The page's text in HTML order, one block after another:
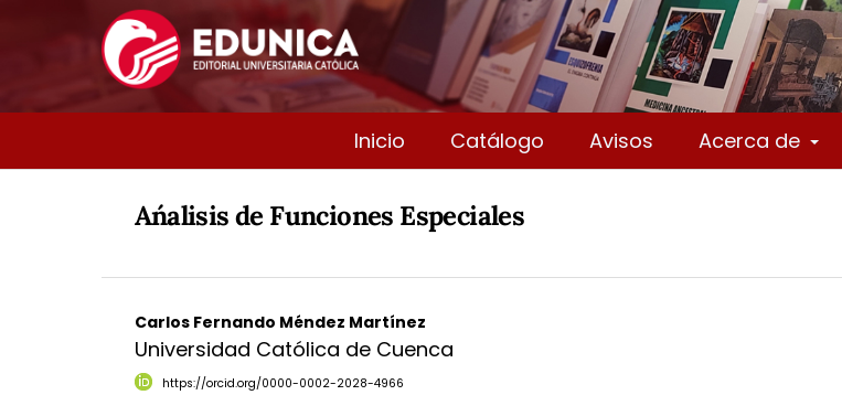
Inicio Catálogo Avisos Acerca de
An´alisis de Funciones Especiales
Carlos Fernando Méndez Martínez
Universidad Católica de Cuenca
https://orcid.org/0000-0002-2028-4966